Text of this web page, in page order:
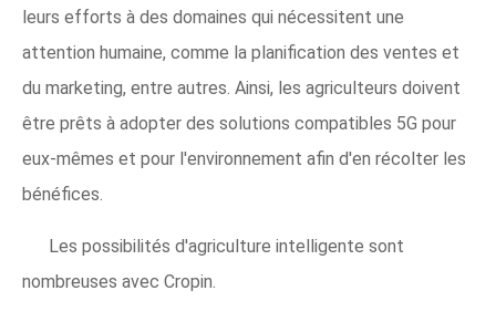
leurs efforts à des domaines qui nécessitent une
attention humaine, comme la planification des ventes et
du marketing, entre autres. Ainsi, les agriculteurs doivent
être prêts à adopter des solutions compatibles 5G pour
eux-mêmes et pour l'environnement afin d'en récolter les
bénéfices.
Les possibilités d'agriculture intelligente sont
nombreuses avec Cropin.